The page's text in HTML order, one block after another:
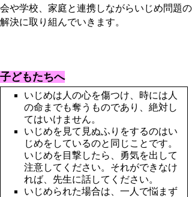
会や学校、家庭と連携しながらいじめ問題の
解決に取り組んでいきます。
子どもたちへ
いじめは人の心を傷つけ、時には人
の命までも奪うものであり、絶対し
てはいけません。
いじめを見て見ぬふりをするのはい
じめをしているのと同じことです。
いじめを目撃したら、勇気を出して
注意してください。それができなけ
れば、先生に話してください。
いじめられた場合は、一人で悩まず